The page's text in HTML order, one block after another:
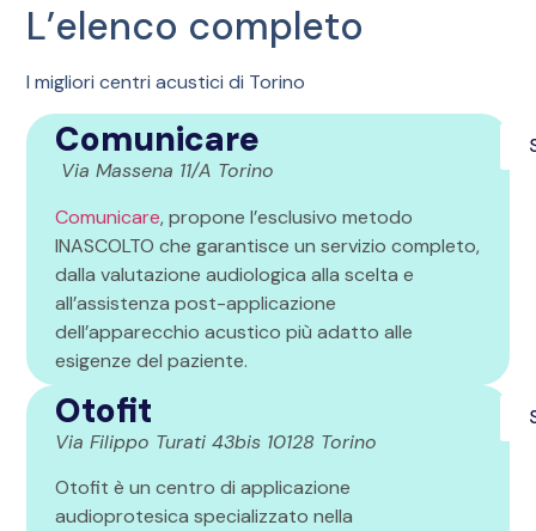
L’elenco completo
I migliori centri acustici di Torino
Comunicare
Via Massena 11/A Torino
Comunicare, propone l’esclusivo metodo
INASCOLTO che garantisce un servizio completo,
dalla valutazione audiologica alla scelta e
all’assistenza post-applicazione
dell’apparecchio acustico più adatto alle
esigenze del paziente.
Otofit
Via Filippo Turati 43bis 10128 Torino
Otofit è un centro di applicazione
audioprotesica specializzato nella